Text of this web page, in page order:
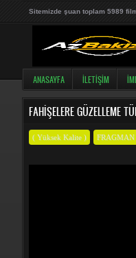
Sitemizde şuan toplam 5989
ANASAYFA İLETIŞIM
FAHIŞELERE GÜZELLEME
( Yüksek Kalite ) FRAGMAN